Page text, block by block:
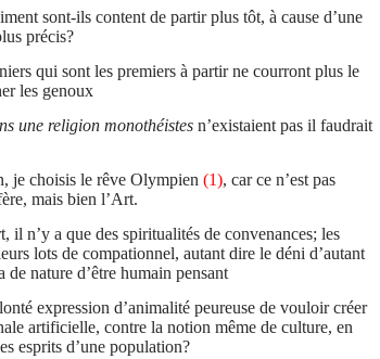
sont-ils content de partir plus tôt, à cause d’une
précis?
qui sont les premiers à partir ne courront plus le
les genoux
une religion monothéistes n’existaient pas il faudrait
je choisis le rêve Olympien (1), car ce n’est pas
mais bien l’Art.
il n’y a que des spiritualités de convenances; les
lots de compationnel, autant dire le déni d’autant
de nature d’être humain pensant
expression d’animalité peureuse de vouloir créer
artificielle, contre la notion même de culture, en
esprits d’une population?